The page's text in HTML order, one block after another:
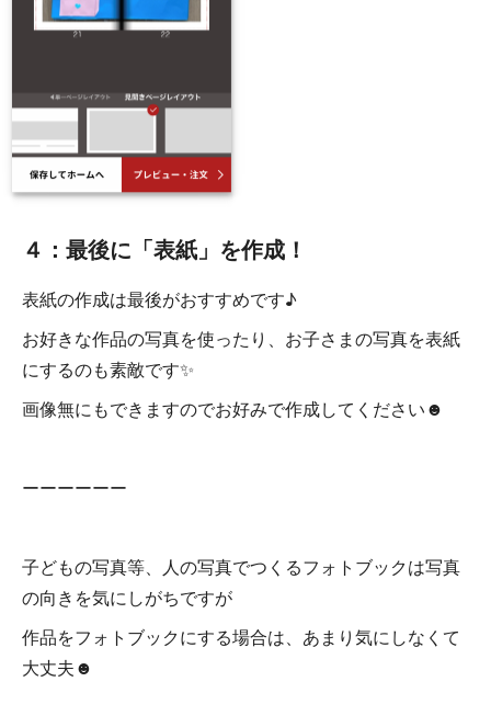
４：最後に「表紙」を作成！
表紙の作成は最後がおすすめです♪
お好きな作品の写真を使ったり、お子さまの写真を表紙
にするのも素敵です✨
画像無にもできますのでお好みで作成してください☻
ーーーーーー
子どもの写真等、人の写真でつくるフォトブックは写真
の向きを気にしがちですが
作品をフォトブックにする場合は、あまり気にしなくて
大丈夫☻